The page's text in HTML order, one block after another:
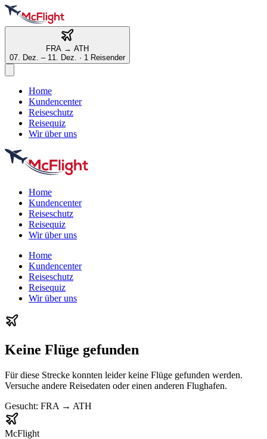
FRA → ATH
07. Dez. – 11. Dez. · 1 Reisender
Home
Kundencenter
Reiseschutz
Reisequiz
Wir über uns
Home
Kundencenter
Reiseschutz
Reisequiz
Wir über uns
Home
Kundencenter
Reiseschutz
Reisequiz
Wir über uns
Keine Flüge gefunden
Für diese Strecke konnten leider keine Flüge gefunden werden.
Versuche andere Reisedaten oder einen anderen Flughafen.
Gesucht: FRA → ATH
McFlight